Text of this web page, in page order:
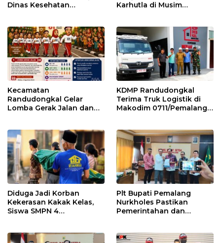
Dinas Kesehatan
Karhutla di Musim
Kecamatan
Randudongkal Gelar
Lomba Gerak Jalan dan
KDMP Randudongkal
Terima Truk Logistik di
Makodim 0711/Pemalang
Diduga Jadi Korban
Kekerasan Kakak Kelas,
Siswa SMPN 4
Plt Bupati Pemalang
Nurkholes Pastikan
Pemerintahan dan